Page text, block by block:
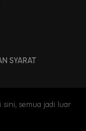
SYARAT
sini, semua jadi luar